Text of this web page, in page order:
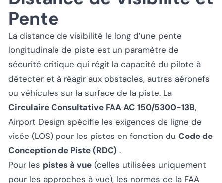
Pente
La distance de visibilité le long d’une pente
longitudinale de piste est un paramètre de
sécurité critique qui régit la capacité du pilote à
détecter et à réagir aux obstacles, autres aéronefs
ou véhicules sur la surface de la piste. La
Circulaire Consultative FAA AC 150/5300-13B,
Airport Design spécifie les exigences de ligne de
visée (LOS) pour les pistes en fonction du Code de
Conception de Piste (RDC) .
Pour les pistes à vue (celles utilisées uniquement
pour les approches à vue), les normes de la FAA